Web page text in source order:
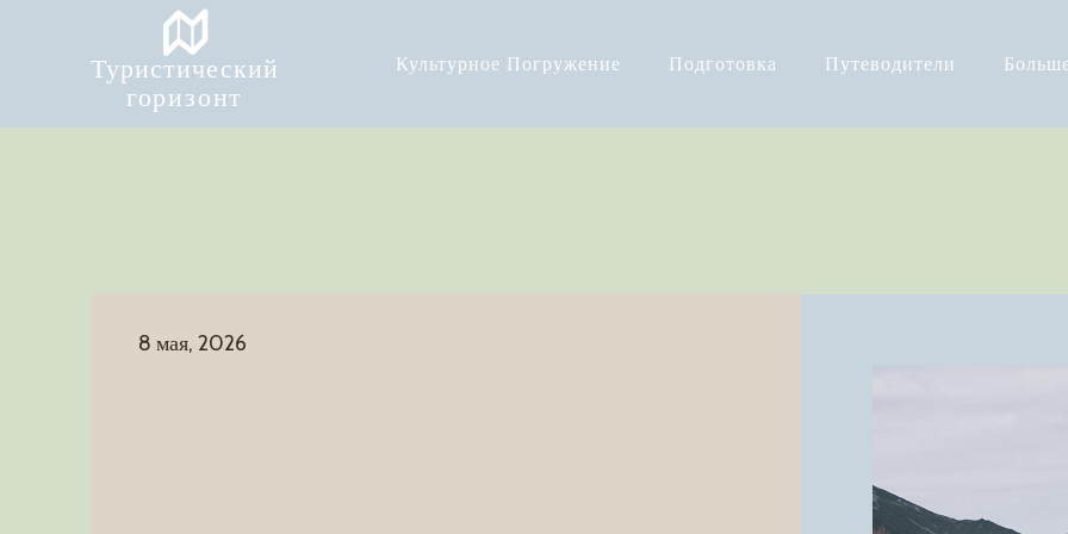
Туристический
горизонт
Культурное Погружение Подготовка Путеводители
8 мая, 2026